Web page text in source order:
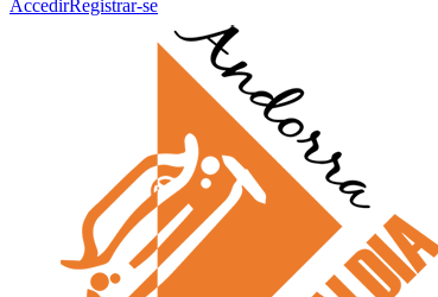
AccedirRegistrar-se